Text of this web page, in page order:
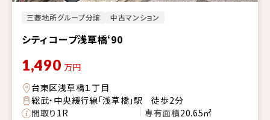
三菱地所グループ分譲 中古マンション
シティコープ浅草橋‘90
1,490 万円
台東区浅草橋１丁目
総武・中央緩行線「浅草橋」駅 徒歩2分
間取り1R 専有面積20.65㎡